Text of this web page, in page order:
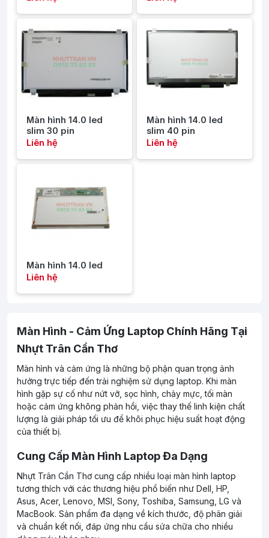
Màn hình 14.0 led
slim 30 pin
Liên hệ
Màn hình 14.0 led
slim 40 pin
Liên hệ
Màn hình 14.0 led
Liên hệ
Màn Hình - Cảm Ứng Laptop Chính Hãng Tại
Nhựt Trân Cần Thơ
Màn hình và cảm ứng là những bộ phận quan trọng ảnh
hưởng trực tiếp đến trải nghiệm sử dụng laptop. Khi màn
hình gặp sự cố như nứt vỡ, sọc hình, chảy mực, tối màn
hoặc cảm ứng không phản hồi, việc thay thế linh kiện chất
lượng là giải pháp tối ưu để khôi phục hiệu suất hoạt động
của thiết bị.
Cung Cấp Màn Hình Laptop Đa Dạng
Nhựt Trân Cần Thơ cung cấp nhiều loại màn hình laptop
tương thích với các thương hiệu phổ biến như Dell, HP,
Asus, Acer, Lenovo, MSI, Sony, Toshiba, Samsung, LG và
MacBook. Sản phẩm đa dạng về kích thước, độ phân giải
và chuẩn kết nối, đáp ứng nhu cầu sửa chữa cho nhiều